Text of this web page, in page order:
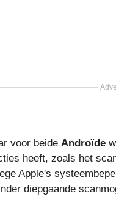
voor beide Androïde
heeft, zoals het
Apple's
diepgaande